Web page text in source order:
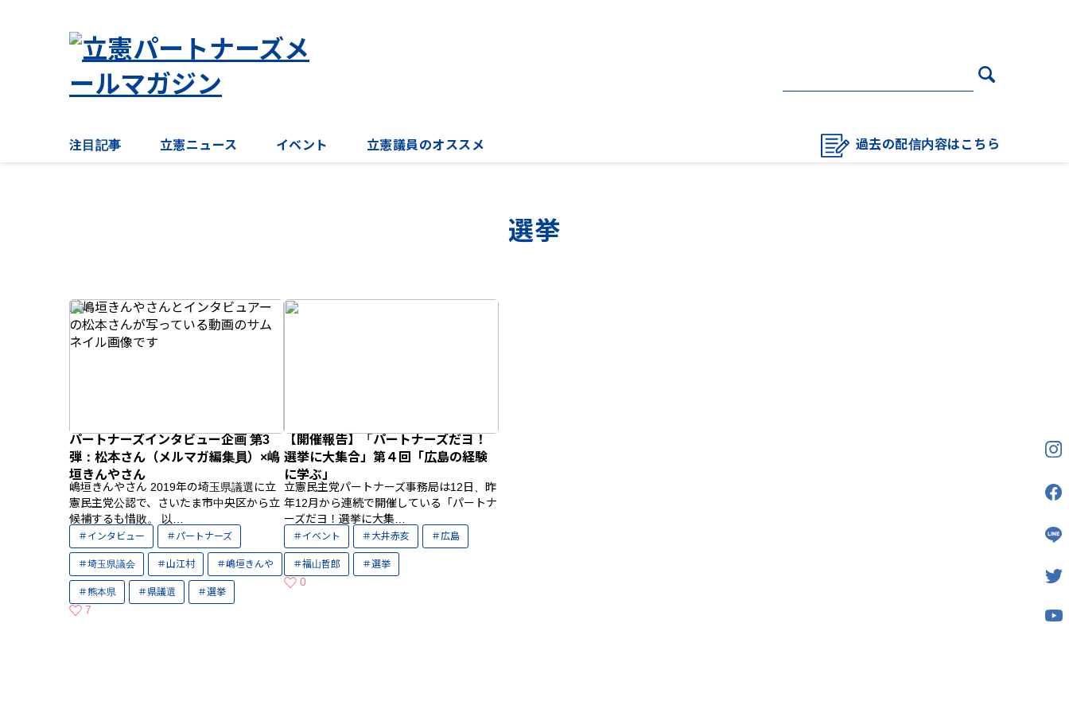
注目記事 立憲ニュース イベント 立憲議員のオススメ 過去の配信内容はこちら
選挙
パートナーズインタビュー企画 第3
弾：松本さん（メルマガ編集員）×嶋
垣きんやさん
嶋垣きんやさん 2019年の埼玉県議選に立
憲民主党公認で、さいたま市中央区から立
候補するも惜敗。 以…
インタビュー パートナーズ
埼玉県議会 山江村 嶋垣きんや
熊本県 県議選 選挙
7
【開催報告】「パートナーズだヨ！
選挙に大集合」第４回「広島の経験
に学ぶ」
立憲民主党パートナーズ事務局は12日、昨
年12月から連続で開催している「パートナ
ーズだヨ！選挙に大集…
イベント 大井赤亥 広島
福山哲郎 選挙
0